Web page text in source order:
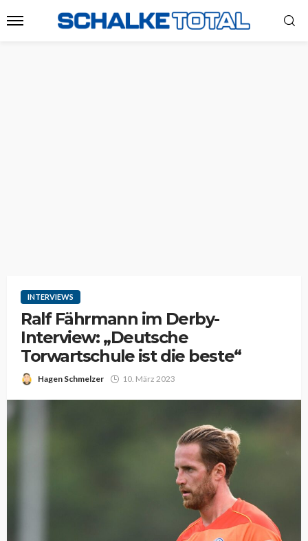
INTERVIEWS
Ralf Fährmann im Derby-
Interview: „Deutsche
Torwartschule ist die beste“
Hagen Schmelzer 10. März 2023